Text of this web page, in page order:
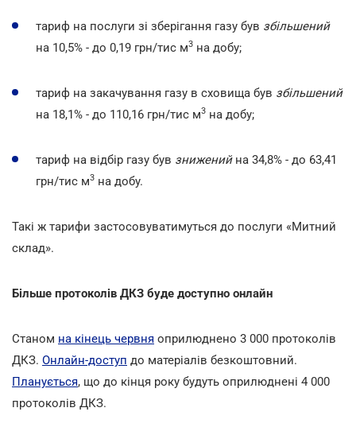
тариф на послуги зі зберігання газу був збільшений
на 10,5% - до 0,19 грн/тис м3 на добу;
тариф на закачування газу в сховища був збільшений
на 18,1% - до 110,16 грн/тис м3 на добу;
тариф на відбір газу був зниженийна 34,8% - до 63,41
грн/тис м3 на добу.
Такі ж тарифи застосовуватимуться до послуги «Митний
склад».
Більше протоколів ДКЗ буде доступно онлайн
Станом на кінець червня оприлюднено 3 000 протоколів
ДКЗ. Онлайн-доступ до матеріалів безкоштовний.
Планується, що до кінця року будуть оприлюднені 4 000
протоколів ДКЗ.